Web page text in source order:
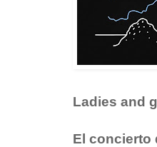
Ladies and
El concierto